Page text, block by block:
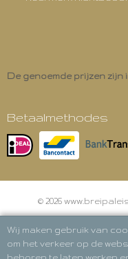
De genoemde prijzen zijn
Betaalmethodes
© 2026
Wij maken gebruik van
om het verkeer op de